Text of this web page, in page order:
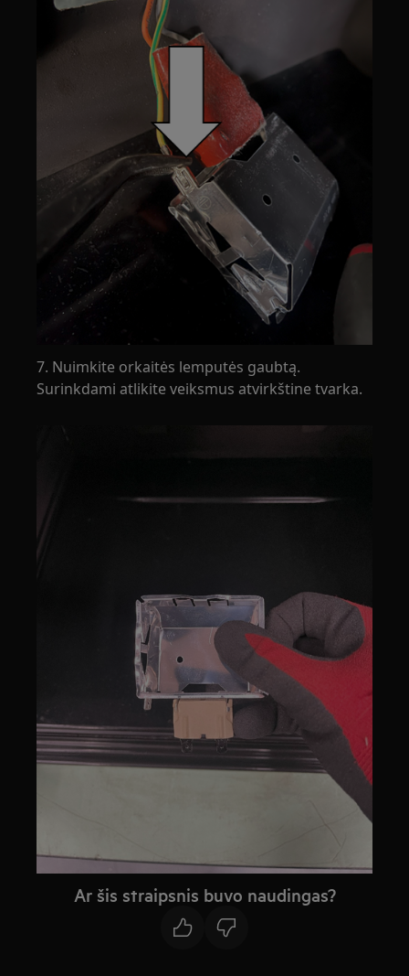
7. Nuimkite orkaitės lemputės gaubtą.
Surinkdami atlikite veiksmus atvirkštine tvarka.
Ar šis straipsnis buvo naudingas?